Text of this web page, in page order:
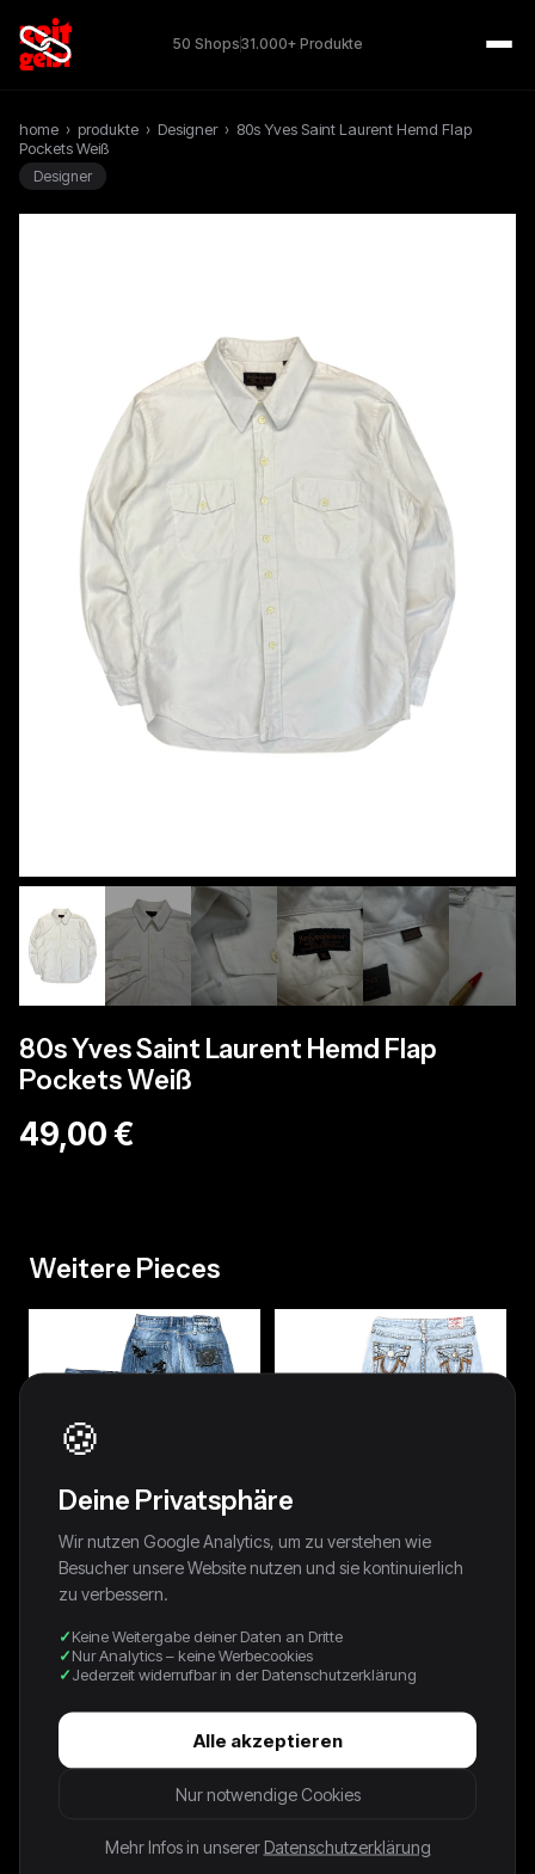
50 Shops31.000+ Produkte
home › produkte › Designer › 80s Yves Saint Laurent Hemd Flap
Pockets Weiß
Designer
80s Yves Saint Laurent Hemd Flap
Pockets Weiß
49,00 €
Weitere Pieces
Vintage Dolce & Gabbana Y2K
Straight Leg Jeans (L)
79,99 €
Vintage True Religion Y2K Low
Waist Bootcut Damenjeans (S)
74,99 €
🍪
Deine Privatsphäre
Wir nutzen Google Analytics, um zu verstehen wie
Besucher unsere Website nutzen und sie kontinuierlich
zu verbessern.
Keine Weitergabe deiner Daten an Dritte
Nur Analytics – keine Werbecookies
Jederzeit widerrufbar in der Datenschutzerklärung
Alle akzeptieren
Nur notwendige Cookies
Mehr Infos in unserer Datenschutzerklärung